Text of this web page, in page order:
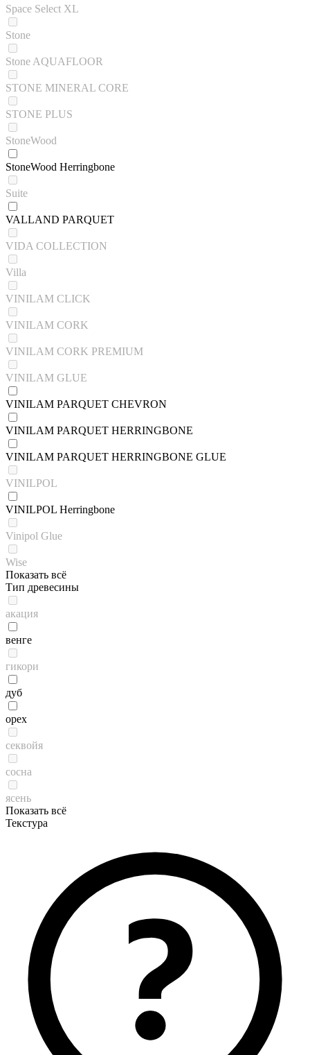
Space Select XL
Stone
Stone AQUAFLOOR
STONE MINERAL CORE
STONE PLUS
StoneWood
StoneWood Herringbone
Suite
VALLAND PARQUET
VIDA COLLECTION
Villa
VINILAM CLICK
VINILAM CORK
VINILAM CORK PREMIUM
VINILAM GLUE
VINILAM PARQUET CHEVRON
VINILAM PARQUET HERRINGBONE
VINILAM PARQUET HERRINGBONE GLUE
VINILPOL
VINILPOL Herringbone
Vinipol Glue
Wise
Показать всё
Тип древесины
акация
венге
гикори
дуб
орех
секвойя
сосна
ясень
Показать всё
Текстура